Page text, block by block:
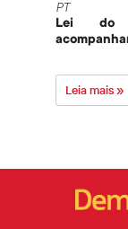
PT
Lei do
Leia mais »